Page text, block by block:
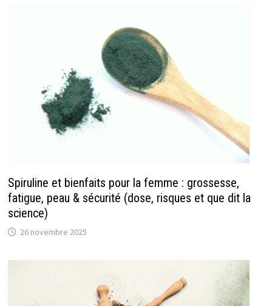
Spiruline et bienfaits pour la femme : grossesse,
fatigue, peau & sécurité (dose, risques et que dit la
science)
26 novembre 2025